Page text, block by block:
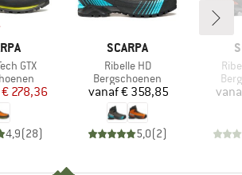
GTX
prijs
€ 278,36
4,9(28)
MERK
SCARPA
Artikel
Ribelle HD
Productgroep
Bergschoenen
Prijs
vanaf€ 358,85
5,0(2)